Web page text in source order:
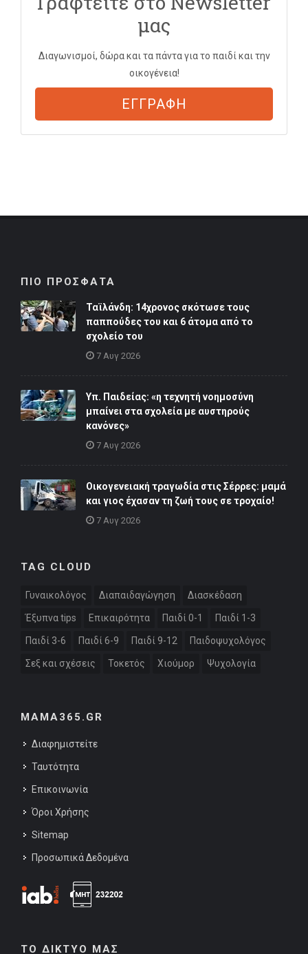
μας
Διαγωνισμοί, δώρα και τα πάντα για το παιδί και την
οικογένεια!
ΕΓΓΡΑΦΗ
ΠΙΟ ΠΡΟΣΦΑΤΑ
Ταϊλάνδη: 14χρονος σκότωσε τους
παππούδες του και 6 άτομα από το
σχολείο του
7 Αυγ 2026
Υπ. Παιδείας: «η τεχνητή νοημοσύνη
μπαίνει στα σχολεία με αυστηρούς
κανόνες»
7 Αυγ 2026
Οικογενειακή τραγωδία στις Σέρρες: μαμά
και γιος έχασαν τη ζωή τους σε τροχαίο!
7 Αυγ 2026
TAG CLOUD
Γυναικολόγος Διαπαιδαγώγηση Διασκέδαση
Έξυπνα tips Επικαιρότητα Παιδί 0-1 Παιδί 1-3
Παιδί 3-6 Παιδί 6-9 Παιδί 9-12 Παιδοψυχολόγος
Σεξ και σχέσεις Τοκετός Χιούμορ Ψυχολογία
MAMA365.GR
Διαφημιστείτε
Ταυτότητα
Επικοινωνία
Όροι Χρήσης
Sitemap
Προσωπικά Δεδομένα
ΤΟ ΔΙΚΤΥΟ ΜΑΣ